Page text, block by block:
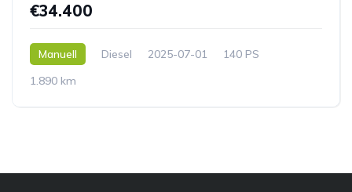
€34.400
Manuell Diesel 2025-07-01
140 PS
1.890 km